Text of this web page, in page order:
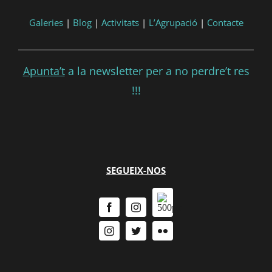
Galeries| Blog| Activitats| L’Agrupació| Contacte
Apunta’ta la newsletter per a no perdre’t res
!!!
SEGUEIX-NOS